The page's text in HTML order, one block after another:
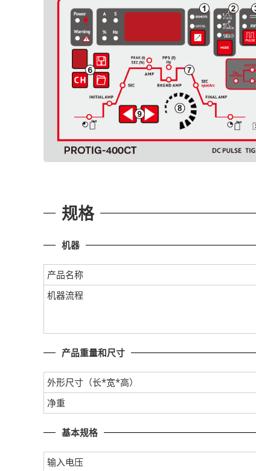
规格
机器
产品名称
机器流程
产品重量和尺寸
外形尺寸（长*宽*高）
净重
基本规格
输入电压